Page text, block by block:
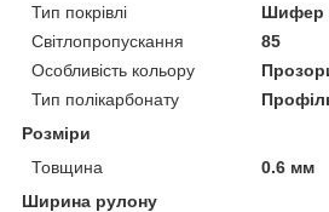
Тип покрівлі
Шифер
Світлопропускання
85
Особливість кольору
Тип полікарбонату
Розміри
Товщина
0.6 мм
Ширина рулону